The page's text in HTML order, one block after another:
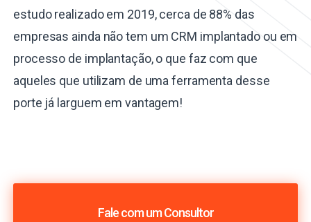
estudo realizado em 2019, cerca de 88% das
empresas ainda não tem um CRM implantado ou em
processo de implantação, o que faz com que
aqueles que utilizam de uma ferramenta desse
porte já larguem em vantagem!
Fale com um Consultor